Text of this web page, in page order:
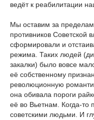
ведёт к реабилитации
Мы оставим за
противников Советской
сформировали и
режима. Таких людей
закалки) было вовсе
её собственному
революционную
она обивала пороги
её во Вьетнам. Когда-то
советскими людьми. И